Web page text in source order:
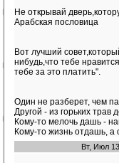
Не открывай
Арабская пословица
Вот лучший
нибудь,что тебе
тебе за это платить".
Один не разберет, чем
Другой - из горьких трав
Кому-то мелочь дашь -
Кому-то жизнь отдашь, а
Вт, Июл